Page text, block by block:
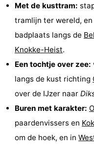
Met de kusttram:
tramlijn ter wereld,
badplaats langs de
Knokke-Heist.
Een tochtje over zee:
langs de kust richting
over de IJzer naar
Buren met karakter:
paardenvissers en
om de hoek, en in